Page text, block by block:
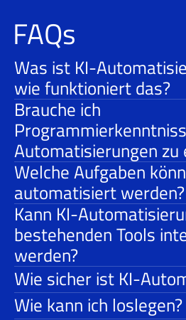
FAQs
Was ist KI-
wie funktioniert das?
Brauche ich
Automatisierungen zu
Welche Aufgaben
automatisiert werden?
Kann KI-
bestehenden Tools
werden?
Wie sicher ist KI-
Wie kann ich loslegen?